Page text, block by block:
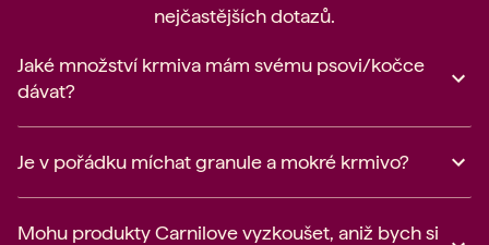
nejčastějších dotazů.
Jaké množství krmiva mám svému psovi/kočce
dávat?
Je v pořádku míchat granule a mokré krmivo?
Mohu produkty Carnilove vyzkoušet, aniž bych si